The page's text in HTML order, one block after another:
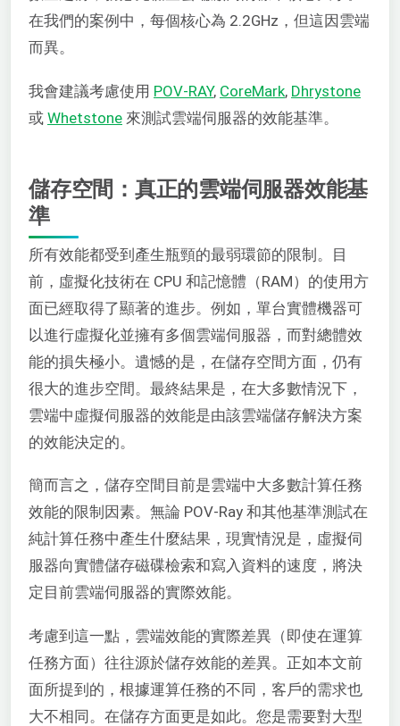
在我們的案例中，每個核心為 2.2GHz，但這因雲端
而異。
我會建議考慮使用 POV-RAY, CoreMark, Dhrystone
或 Whetstone 來測試雲端伺服器的效能基準。
儲存空間：真正的雲端伺服器效能基
準
所有效能都受到產生瓶頸的最弱環節的限制。目
前，虛擬化技術在 CPU 和記憶體（RAM）的使用方
面已經取得了顯著的進步。例如，單台實體機器可
以進行虛擬化並擁有多個雲端伺服器，而對總體效
能的損失極小。遺憾的是，在儲存空間方面，仍有
很大的進步空間。最終結果是，在大多數情況下，
雲端中虛擬伺服器的效能是由該雲端儲存解決方案
的效能決定的。
簡而言之，儲存空間目前是雲端中大多數計算任務
效能的限制因素。無論 POV-Ray 和其他基準測試在
純計算任務中產生什麼結果，現實情況是，虛擬伺
服器向實體儲存磁碟檢索和寫入資料的速度，將決
定目前雲端伺服器的實際效能。
考慮到這一點，雲端效能的實際差異（即使在運算
任務方面）往往源於儲存效能的差異。正如本文前
面所提到的，根據運算任務的不同，客戶的需求也
大不相同。在儲存方面更是如此。您是需要對大型